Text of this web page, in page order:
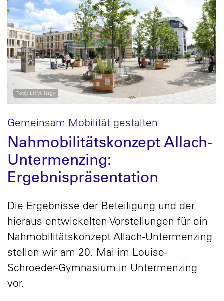
Gemeinsam Mobilität gestalten
Nahmobilitätskonzept Allach-
Untermenzing:
Ergebnispräsentation
Die Ergebnisse der Beteiligung und der
hieraus entwickelten Vorstellungen für ein
Nahmobilitätskonzept Allach-Untermenzing
stellen wir am 20. Mai im Louise-
Schroeder-Gymnasium in Untermenzing
vor.
Foto: LHM, Nagy